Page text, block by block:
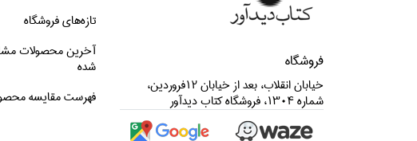
فروشگاه
خيابان انقلاب، بعد از خيابان 12فروردين،
شماره 1304، فروشگاه كتاب ديدآور
تازه‌هاي فروشگاه
آخرین محصولات
شده
فهرست مقایسه